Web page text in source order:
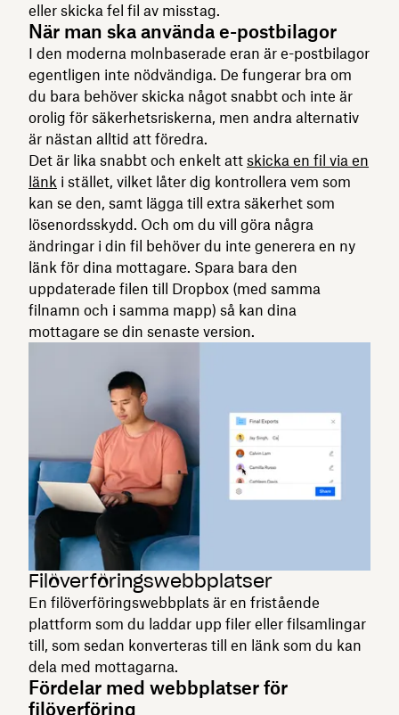
eller skicka fel fil av misstag.
När man ska använda e-postbilagor
I den moderna molnbaserade eran är e-postbilagor
egentligen inte nödvändiga. De fungerar bra om
du bara behöver skicka något snabbt och inte är
orolig för säkerhetsriskerna, men andra alternativ
är nästan alltid att föredra.
Det är lika snabbt och enkelt att skicka en fil via en
länk i stället, vilket låter dig kontrollera vem som
kan se den, samt lägga till extra säkerhet som
lösenordsskydd. Och om du vill göra några
ändringar i din fil behöver du inte generera en ny
länk för dina mottagare. Spara bara den
uppdaterade filen till Dropbox (med samma
filnamn och i samma mapp) så kan dina
mottagare se din senaste version.
Filöverföringswebbplatser
En filöverföringswebbplats är en fristående
plattform som du laddar upp filer eller filsamlingar
till, som sedan konverteras till en länk som du kan
dela med mottagarna.
Fördelar med webbplatser för
filöverföring